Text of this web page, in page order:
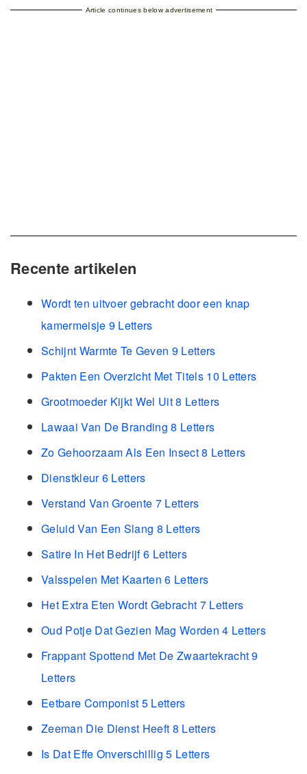
Article continues below advertisement
Recente artikelen
Wordt ten uitvoer gebracht door een knap
kamermeisje 9 Letters
Schijnt Warmte Te Geven 9 Letters
Pakten Een Overzicht Met Titels 10 Letters
Grootmoeder Kijkt Wel Uit 8 Letters
Lawaai Van De Branding 8 Letters
Zo Gehoorzaam Als Een Insect 8 Letters
Dienstkleur 6 Letters
Verstand Van Groente 7 Letters
Geluid Van Een Slang 8 Letters
Satire In Het Bedrijf 6 Letters
Valsspelen Met Kaarten 6 Letters
Het Extra Eten Wordt Gebracht 7 Letters
Oud Potje Dat Gezien Mag Worden 4 Letters
Frappant Spottend Met De Zwaartekracht 9
Letters
Eetbare Componist 5 Letters
Zeeman Die Dienst Heeft 8 Letters
Is Dat Effe Onverschillig 5 Letters